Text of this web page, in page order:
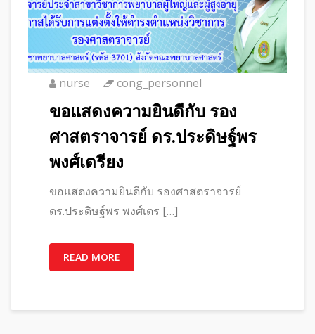
nurse cong_personnel
ขอแสดงความยินดีกับ รอง
ศาสตราจารย์ ดร.ประดิษฐ์พร
พงศ์เตรียง
ขอแสดงความยินดีกับ รองศาสตราจารย์
ดร.ประดิษฐ์พร พงศ์เตร […]
READ MORE